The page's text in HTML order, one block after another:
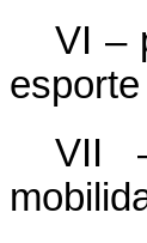
VI –
VII